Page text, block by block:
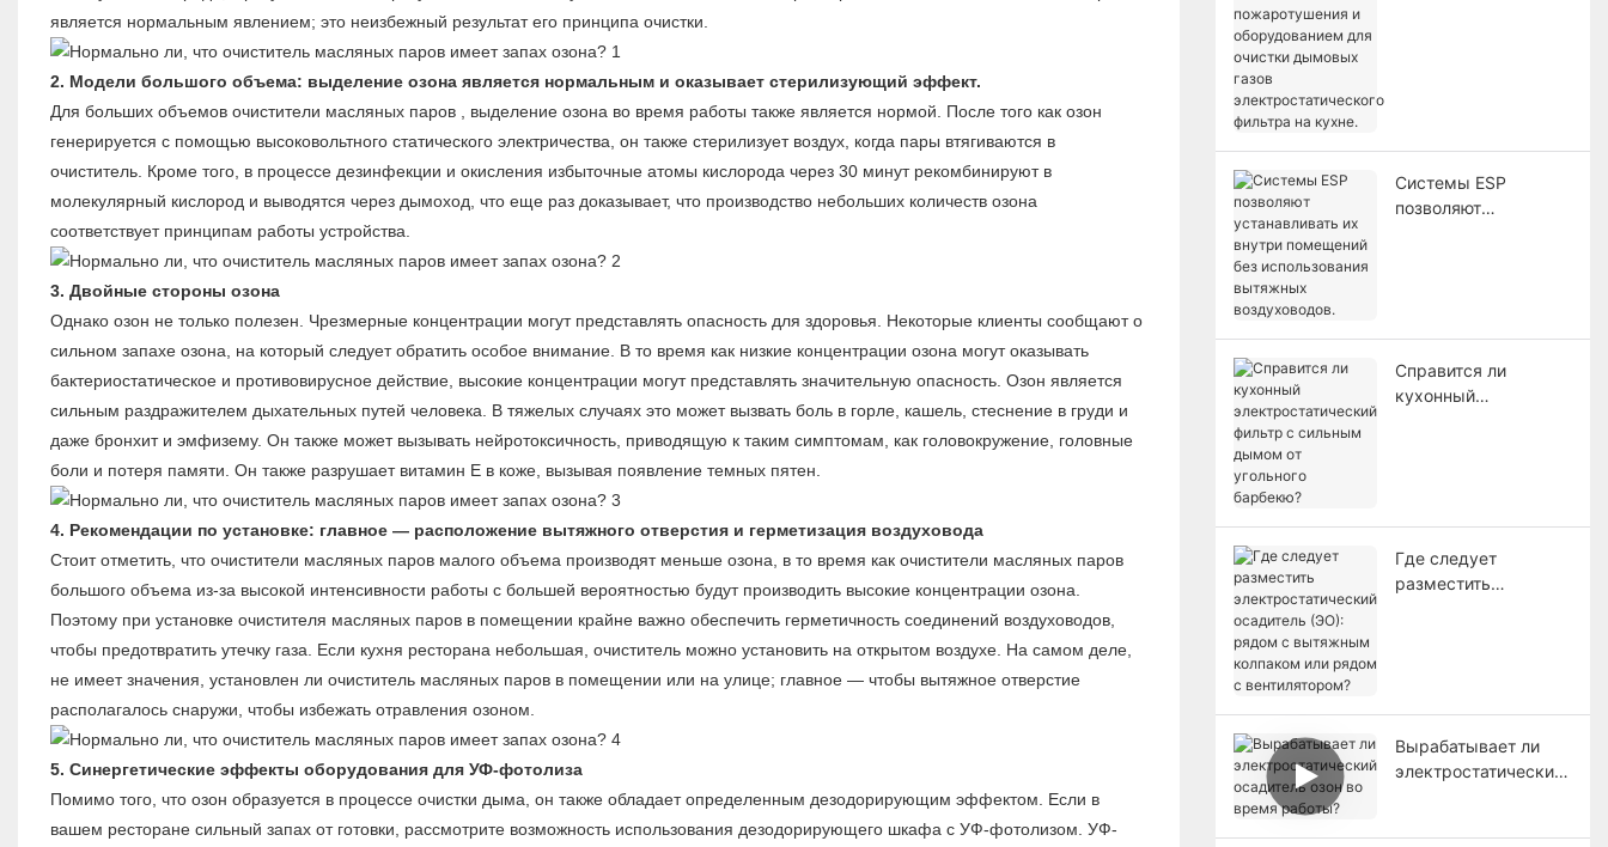
является нормальным явлением; это неизбежный результат его принципа очистки.
2. Модели большого объема: выделение озона является нормальным и оказывает стерилизующий эффект.
Для больших объемов очистители масляных паров
, выделение озона во время работы также является нормой. После того как озон
генерируется с помощью высоковольтного статического электричества, он также стерилизует воздух, когда пары втягиваются в
очиститель. Кроме того, в процессе дезинфекции и окисления избыточные атомы кислорода через 30 минут рекомбинируют в
молекулярный кислород и выводятся через дымоход, что еще раз доказывает, что производство небольших количеств озона
соответствует принципам работы устройства.
3. Двойные стороны озона
Однако озон не только полезен. Чрезмерные концентрации могут представлять опасность для здоровья. Некоторые клиенты сообщают о
сильном запахе озона, на который следует обратить особое внимание. В то время как низкие концентрации озона могут оказывать
бактериостатическое и противовирусное действие, высокие концентрации могут представлять значительную опасность. Озон является
сильным раздражителем дыхательных путей человека. В тяжелых случаях это может вызвать боль в горле, кашель, стеснение в груди и
даже бронхит и эмфизему. Он также может вызывать нейротоксичность, приводящую к таким симптомам, как головокружение, головные
боли и потеря памяти. Он также разрушает витамин Е в коже, вызывая появление темных пятен.
4. Рекомендации по установке: главное — расположение вытяжного отверстия и герметизация воздуховода
Стоит отметить, что очистители масляных паров малого объема производят меньше озона, в то время как очистители масляных паров
большого объема из-за высокой интенсивности работы с большей вероятностью будут производить высокие концентрации озона.
Поэтому при установке очистителя масляных паров в помещении крайне важно обеспечить герметичность соединений воздуховодов,
чтобы предотвратить утечку газа. Если кухня ресторана небольшая, очиститель можно установить на открытом воздухе. На самом деле,
не имеет значения, установлен ли очиститель масляных паров в помещении или на улице; главное — чтобы вытяжное отверстие
располагалось снаружи, чтобы избежать отравления озоном.
5. Синергетические эффекты оборудования для УФ-фотолиза
Помимо того, что озон образуется в процессе очистки дыма, он также обладает определенным дезодорирующим эффектом. Если в
вашем ресторане сильный запах от готовки, рассмотрите возможность использования дезодорирующего шкафа с УФ-фотолизом. УФ-
Системы ESP
позволяют
Справится ли
кухонный
Где следует
разместить
Вырабатывает ли
электростатический